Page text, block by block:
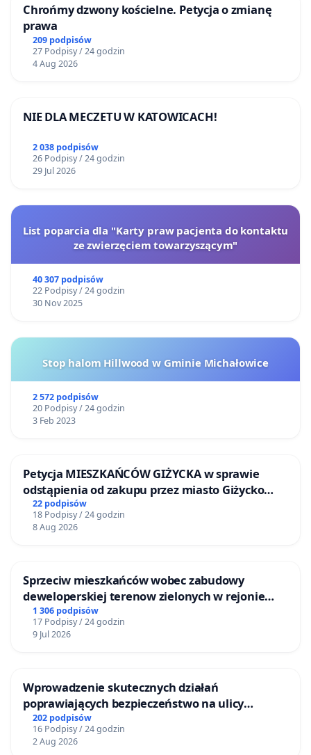
Chrońmy dzwony kościelne. Petycja o zmianę
prawa
209 podpisów
27 Podpisy / 24 godzin
4 Aug 2026
NIE DLA MECZETU W KATOWICACH!
2 038 podpisów
26 Podpisy / 24 godzin
29 Jul 2026
List poparcia dla "Karty praw pacjenta do kontaktu
ze zwierzęciem towarzyszącym"
40 307 podpisów
22 Podpisy / 24 godzin
30 Nov 2025
Stop halom Hillwood w Gminie Michałowice
2 572 podpisów
20 Podpisy / 24 godzin
3 Feb 2023
Petycja MIESZKAŃCÓW GIŻYCKA w sprawie
odstąpienia od zakupu przez miasto Giżycko
nieruchomości położonej nad jeziorem Niegocin
22 podpisów
18 Podpisy / 24 godzin
8 Aug 2026
Sprzeciw mieszkańców wobec zabudowy
deweloperskiej terenow zielonych w rejonie
Bulwarów Straceńskich w Bielsku-Białej
1 306 podpisów
17 Podpisy / 24 godzin
9 Jul 2026
Wprowadzenie skutecznych działań
poprawiających bezpieczeństwo na ulicy
Żeromskiego w Otwocku
202 podpisów
16 Podpisy / 24 godzin
2 Aug 2026